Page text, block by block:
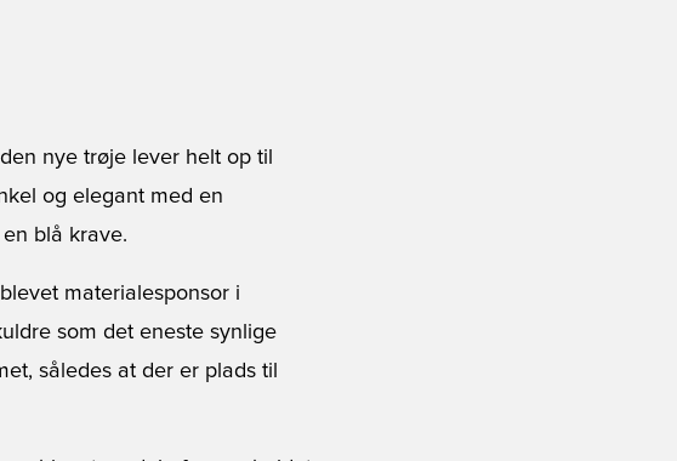
nye trøje lever helt op til
og elegant med en
blå krave.
materialesponsor i
som det eneste synlige
således at der er plads til